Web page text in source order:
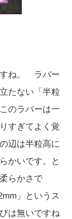
すね。 ラバー
たない「半粒
のラバーは一
すぎてよく覚
辺は半粒高に
かいです。と
らかさで
」というス
は無いですね